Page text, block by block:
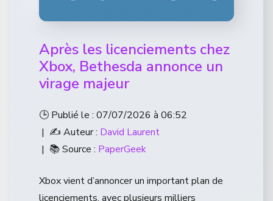
Après les licenciements chez
Xbox, Bethesda annonce un
virage majeur
🕒 Publié le : 07/07/2026 à 06:52
| ✍️ Auteur : David Laurent
| 📚 Source : PaperGeek
Xbox vient d’annoncer un important plan de
licenciements, avec plusieurs milliers